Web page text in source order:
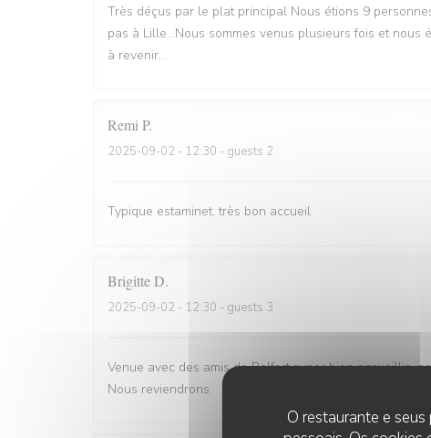
O restaurante e
Très déçus par le plat principal Nous étions 9
pas à Lille...Nous sommes venus plusieurs fois et
à revenir...
Remi P
2025-09-02 - 12:30 - guests 2
Typique estaminet, très bon accueil
BrigitteD
2025-09-02 - 12:30 - guests 3
Venue avec des amis de Belfort.super bien accueillis,
Nous reviendrons